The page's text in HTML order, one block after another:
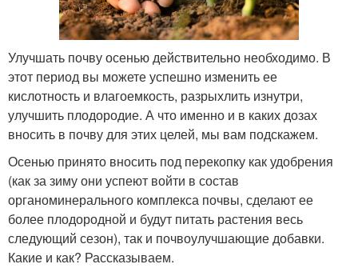
Улучшать почву осенью действительно необходимо. В
этот период вы можете успешно изменить ее
кислотность и влагоемкость, разрыхлить изнутри,
улучшить плодородие. А что именно и в каких дозах
вносить в почву для этих целей, мы вам подскажем.
Осенью принято вносить под перекопку как удобрения
(как за зиму они успеют войти в состав
органоминерального комплекса почвы, сделают ее
более плодородной и будут питать растения весь
следующий сезон), так и почвоулучшающие добавки.
Какие и как? Рассказываем.